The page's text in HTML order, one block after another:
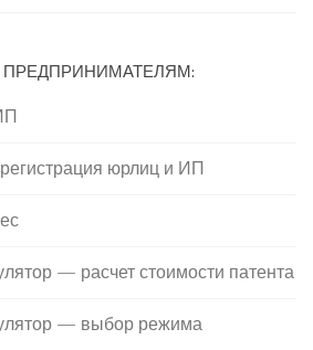
юрлиц и ИП
— расчет стоимости патента
— выбор режима